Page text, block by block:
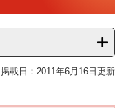
掲載日：2011年6月16日更新